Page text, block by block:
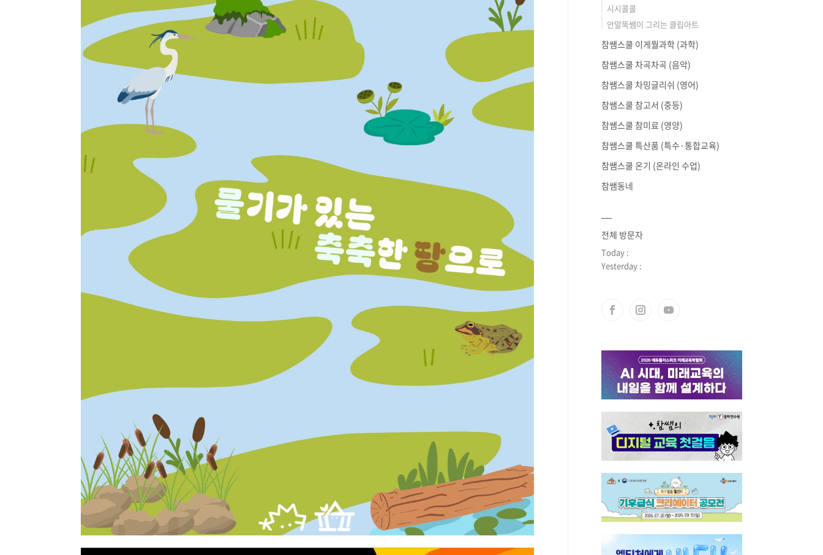
시시콜콜
안말뚝쌤이 그리는 클립아트
참쌤스쿨 이게뭘과학 (과학)
참쌤스쿨 차곡차곡 (음악)
참쌤스쿨 차밍글리쉬 (영어)
참쌤스쿨 참고서 (중등)
참쌤스쿨 참미료 (영양)
참쌤스쿨 특산품 (특수·통합교육)
참쌤스쿨 온기 (온라인 수업)
참쌤동네
전체 방문자
Today :
Yesterday :